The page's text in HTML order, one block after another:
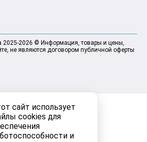
сайт использует
cookies для
и
2025-2026 © Информация, товары и цены,
не являются договором публичной оферты